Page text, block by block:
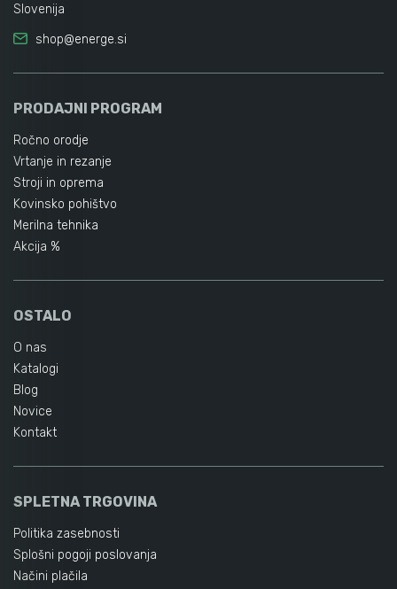
Slovenija
shop@energe.si
PRODAJNI PROGRAM
Ročno orodje
Vrtanje in rezanje
Stroji in oprema
Kovinsko pohištvo
Merilna tehnika
Akcija %
OSTALO
O nas
Katalogi
Blog
Novice
Kontakt
SPLETNA TRGOVINA
Politika zasebnosti
Splošni pogoji poslovanja
Načini plačila